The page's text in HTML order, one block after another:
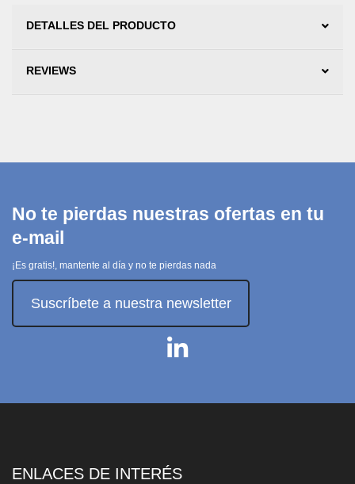
DETALLES DEL PRODUCTO
REVIEWS
No te pierdas nuestras ofertas en tu
e-mail
¡Es gratis!, mantente al día y no te pierdas nada
Suscríbete a nuestra newsletter
ENLACES DE INTERÉS